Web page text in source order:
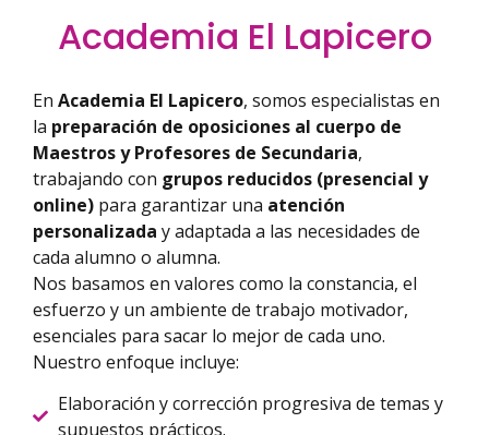
Academia El Lapicero
En Academia El Lapicero, somos especialistas en
la preparación de oposiciones al cuerpo de
Maestros y Profesores de Secundaria,
trabajando con grupos reducidos (presencial y
online) para garantizar una atención
personalizada y adaptada a las necesidades de
cada alumno o alumna.
Nos basamos en valores como la constancia, el
esfuerzo y un ambiente de trabajo motivador,
esenciales para sacar lo mejor de cada uno.
Nuestro enfoque incluye:
Elaboración y corrección progresiva de temas y
supuestos prácticos.